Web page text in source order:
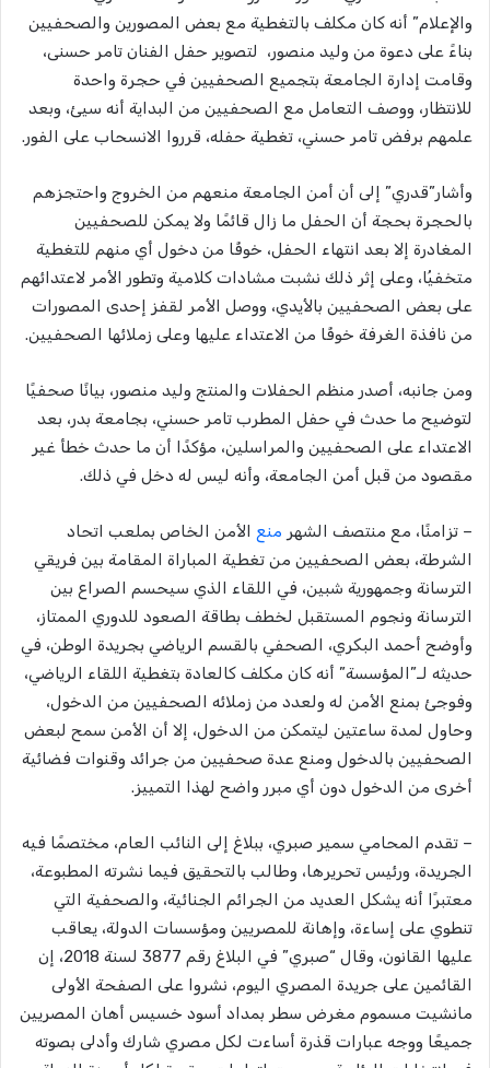
والإعلام” أنه كان مكلف بالتغطية مع بعض المصورين والصحفيين
بناءً على دعوة من وليد منصور، لتصوير حفل الفنان تامر حسنى،
وقامت إدارة الجامعة بتجميع الصحفيين في حجرة واحدة
للانتظار، ووصف التعامل مع الصحفيين من البداية أنه سيئ، وبعد
علمهم برفض تامر حسني، تغطية حفله، قرروا الانسحاب على الفور.
وأشار”قدري” إلى أن أمن الجامعة منعهم من الخروج واحتجزهم
بالحجرة بحجة أن الحفل ما زال قائمًا ولا يمكن للصحفيين
المغادرة إلا بعد انتهاء الحفل، خوفًا من دخول أي منهم للتغطية
متخفيُا، وعلى إثر ذلك نشبت مشادات كلامية وتطور الأمر لاعتدائهم
على بعض الصحفيين بالأيدي، ووصل الأمر لقفز إحدى المصورات
من نافذة الغرفة خوفًا من الاعتداء عليها وعلى زملائها الصحفيين.
ومن جانبه، أصدر منظم الحفلات والمنتج وليد منصور، بيانًا صحفيًا
لتوضيح ما حدث في حفل المطرب تامر حسني، بجامعة بدر، بعد
الاعتداء على الصحفيين والمراسلين، مؤكدًا أن ما حدث خطأ غير
مقصود من قبل أمن الجامعة، وأنه ليس له دخل في ذلك.
– تزامنًا، مع منتصف الشهر منع الأمن الخاص بملعب اتحاد
الشرطة، بعض الصحفيين من تغطية المباراة المقامة بين فريقي
الترسانة وجمهورية شبين، في اللقاء الذي سيحسم الصراع بين
الترسانة ونجوم المستقبل لخطف بطاقة الصعود للدوري الممتاز،
وأوضح أحمد البكري، الصحفي بالقسم الرياضي بجريدة الوطن، في
حديثه لـ”المؤسسة” أنه كان مكلف كالعادة بتغطية اللقاء الرياضي،
وفوجئ بمنع الأمن له ولعدد من زملائه الصحفيين من الدخول،
وحاول لمدة ساعتين ليتمكن من الدخول، إلا أن الأمن سمح لبعض
الصحفيين بالدخول ومنع عدة صحفيين من جرائد وقنوات فضائية
أخرى من الدخول دون أي مبرر واضح لهذا التمييز.
– تقدم المحامي سمير صبري، ببلاغ إلى النائب العام، مختصمًا فيه
الجريدة، ورئيس تحريرها، وطالب بالتحقيق فيما نشرته المطبوعة،
معتبرًا أنه يشكل العديد من الجرائم الجنائية، والصحفية التي
تنطوي على إساءة، وإهانة للمصريين ومؤسسات الدولة، يعاقب
عليها القانون، وقال “صبري” في البلاغ رقم 3877 لسنة 2018، إن
القائمين على جريدة المصري اليوم، نشروا على الصفحة الأولى
مانشيت مسموم مغرض سطر بمداد أسود خسيس أهان المصريين
جميعًا ووجه عبارات قذرة أساءت لكل مصري شارك وأدلى بصوته